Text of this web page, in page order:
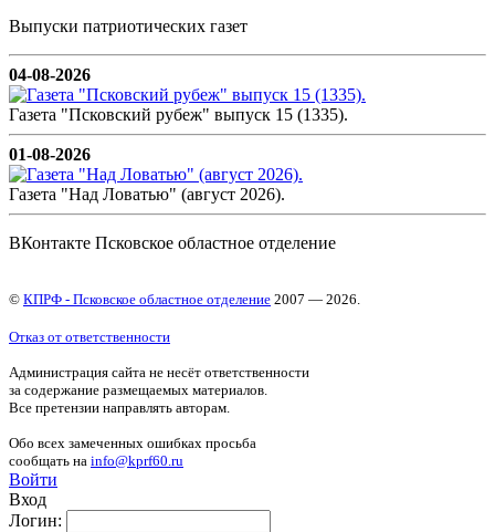
Выпуски патриотических газет
04-08-2026
Газета "Псковский рубеж" выпуск 15 (1335).
01-08-2026
Газета "Над Ловатью" (август 2026).
ВКонтакте Псковское областное отделение
© КПРФ - Псковское областное отделение 2007 — 2026.
Отказ от ответственности
Администрация сайта не несёт ответственности
за содержание размещаемых материалов.
Все претензии направлять авторам.
Обо всех замеченных ошибках просьба
сообщать на info@kprf60.ru
Войти
Вход
Логин: